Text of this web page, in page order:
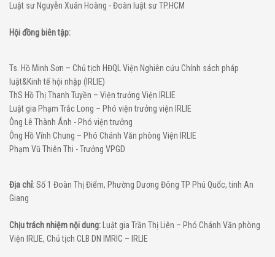
Luật sư Nguyễn Xuân Hoàng - Đoàn luật sư TP.HCM
Hội đồng biên tập:
Ts. Hồ Minh Sơn – Chủ tịch HĐQL Viện Nghiên cứu Chính sách pháp
luật&Kinh tế hội nhập (IRLIE)
ThS Hồ Thị Thanh Tuyền – Viện trưởng Viện IRLIE
Luật gia Phạm Trắc Long – Phó viện trưởng viện IRLIE
Ông Lê Thành Ánh - Phó viện trưởng
Ông Hồ Vĩnh Chung – Phó Chánh Văn phòng Viện IRLIE
Phạm Vũ Thiên Thi - Trưởng VPGD
Địa chỉ: Số 1 Đoàn Thị Điểm, Phường Dương Đông TP Phú Quốc, tinh An
Giang
Chịu trách nhiệm nội dung: Luật gia Trần Thị Liên – Phó Chánh Văn phòng
Viện IRLIE, Chủ tịch CLB DN IMRIC – IRLIE